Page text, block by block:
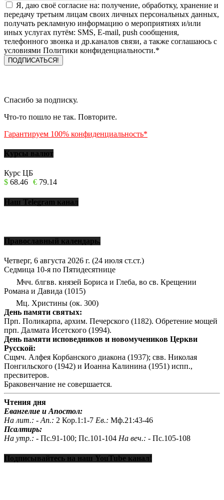
Я, даю своё согласие на: получение, обработку, хранение и
передачу третьим лицам своих личных персональных данных,
получать рекламную информацию о мероприятиях и/или
иных услугах путём: SMS, E-mail, push сообщения,
телефонного звонка и др.каналов связи, а также соглашаюсь с
условиями Политики конфиденциальности.*
Спасибо за подписку.
Что-то пошло не так. Повторите.
Гарантируем 100% конфиденциальность*
Курсы валют
Курс ЦБ
$ 68.46 € 79.14
Наш Telegram канал
Православный календарь.
Четверг, 6 августа 2026 г. (24 июля ст.ст.)
Седмица 10-я по Пятидесятнице
Мчч. блгвв. князей Бориса и Глеба, во св. Крещении
Романа и Давида (1015)
Мц. Христины (ок. 300)
День памяти святых:
Прп. Поликарпа, архим. Печерского (1182). Обретение мощей
прп. Далмата Исетского (1994).
День памяти исповедников и новомучеников Церкви
Русской:
Сщмч. Алфея Корбанского диакона (1937); свв. Николая
Понгильского (1942) и Иоанна Калинина (1951) испп.,
пресвитеров.
Браковенчание не совершается.
Чтения дня
Евангелие и Апостол:
На лит.: - Ап.: 2 Кор.1:1-7 Ев.: Мф.21:43-46
Псалтирь:
На утр.: - Пс.91-100; Пс.101-104 На веч.: - Пс.105-108
Подписывайтесь на наш YouTube канал!